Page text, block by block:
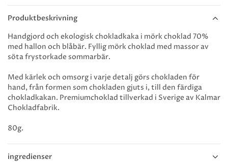
Produktbeskrivning
ingredienser
Handgjord och ekologisk chokladkaka i mörk choklad 70%
med hallon och blåbär. Fyllig mörk choklad med massor av
söta frystorkade sommarbär.
Med kärlek och omsorg i varje detalj görs chokladen för
hand, från formen som chokladen gjuts i, till den färdiga
chokladkakan. Premiumchoklad tillverkad i Sverige av Kalmar
Chokladfabrik.
80g.